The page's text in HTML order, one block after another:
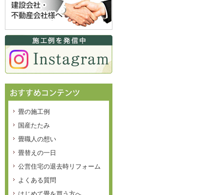
畳の施工例
国産たたみ
畳職人の想い
畳替えの一日
公営住宅の退去時リフォーム
よくある質問